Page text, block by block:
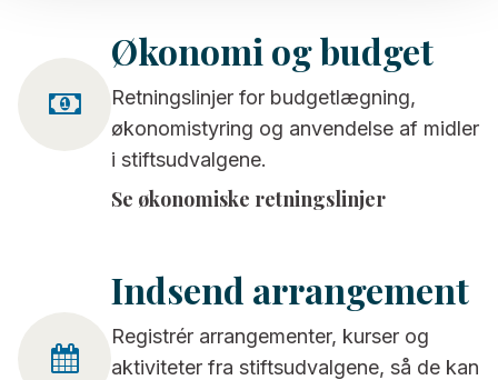
Økonomi og budget
Retningslinjer for budgetlægning,
økonomistyring og anvendelse af midler
i stiftsudvalgene.
Se økonomiske retningslinjer
Indsend arrangement
Registrér arrangementer, kurser og
aktiviteter fra stiftsudvalgene, så de kan